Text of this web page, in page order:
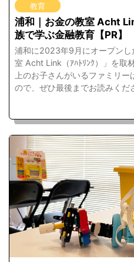
教育
浦和｜お金の教室 Acht
族で学ぶ金融教育【PR】
浦和に2023年9月にオープンし
室 Acht Link（ｱﾊﾄﾘﾝｸ）」を取
上のお子さんがいるファミリ
ので、ぜひ最後までお読みく